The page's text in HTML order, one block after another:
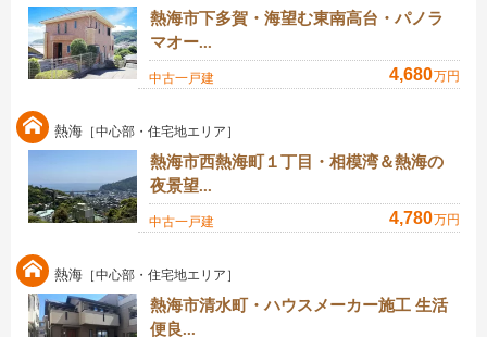
熱海市下多賀・海望む東南高台・パノラ
マオー...
中古一戸建 4,680万円
熱海 ［中心部・住宅地エリア］
熱海市西熱海町１丁目・相模湾＆熱海の
夜景望...
中古一戸建 4,780万円
熱海 ［中心部・住宅地エリア］
熱海市清水町・ハウスメーカー施工 生活
便良...